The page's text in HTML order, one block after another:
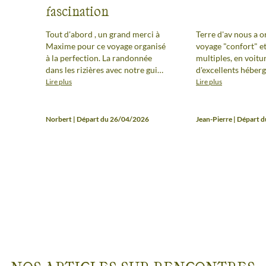
fascination
Tout d'abord , un grand merci à
Maxime pour ce voyage organisé
à la perfection. La randonnée
dans les rizières avec notre guide
Olly nous a fait découvrir un
Mais Olly a su par ses facéties,
par notre guide Kim, des
Lire plus
Norbert | Départ du 26/04/2026
Terre d'av nous a
voyage "confort"
multiples, en
d'excellents
idées d'animation
pour cette boucle
Lire plus
Jean-Pierre | Départ